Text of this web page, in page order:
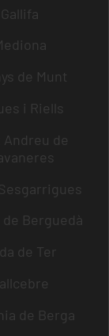
Gallifa
de Munt
i Riells
Andreu de
de Berguedà
de Ter
de Berga